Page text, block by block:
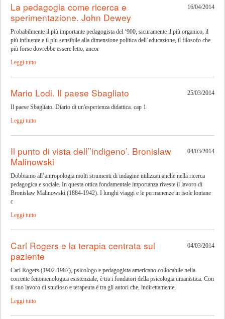
16/04/2014
La pedagogia come ricerca e
sperimentazione. John Dewey
Probabilmente il più importante pedagogista del ‘900, sicuramente il più organico, il
più influente e il più sensibile alla dimensione politica dell’educazione, il filosofo che
più forse dovrebbe essere letto, ancor
Leggi tutto
25/03/2014
Mario Lodi. Il paese Sbagliato
Il paese Sbagliato. Diario di un'esperienza didattica. cap 1
Leggi tutto
04/03/2014
Il punto di vista dell’’indigeno’. Bronislaw
Malinowski
Dobbiamo all’antropologia molti strumenti di indagine utilizzati anche nella ricerca
pedagogica e sociale. In questa ottica fondamentale importanza riveste il lavoro di
Bronislaw Malinowski (1884-1942). I lunghi viaggi e le permanenze in isole lontane
c
Leggi tutto
04/03/2014
Carl Rogers e la terapia centrata sul
paziente
Carl Rogers (1902-1987), psicologo e pedagogista americano collocabile nella
corrente fenomenologica esistenziale, è tra i fondatori della psicologia umanistica. Con
il suo lavoro di studioso e terapeuta è tra gli autori che, indirettamente,
Leggi tutto